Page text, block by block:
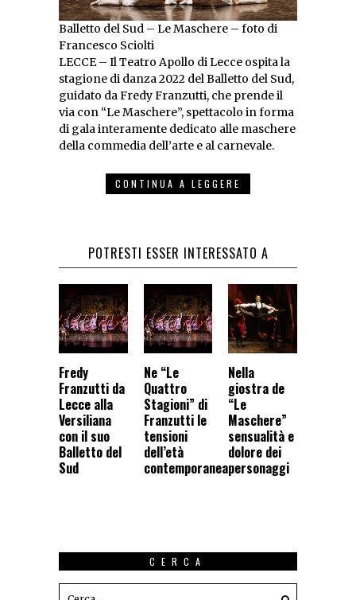
Balletto del Sud – Le Maschere – foto di
Francesco Sciolti
LECCE – Il Teatro Apollo di Lecce ospita la
stagione di danza 2022 del Balletto del Sud,
guidato da Fredy Franzutti, che prende il
via con “Le Maschere”, spettacolo in forma
di gala interamente dedicato alle maschere
della commedia dell’arte e al carnevale.
CONTINUA A LEGGERE
POTRESTI ESSER INTERESSATO A
Fredy
Franzutti da
Lecce alla
Versiliana
con il suo
Balletto del
Sud
Ne “Le
Quattro
Stagioni” di
Franzutti le
tensioni
dell’età
contemporanea
Nella
giostra de
“Le
Maschere”
sensualità e
dolore dei
personaggi
CERCA